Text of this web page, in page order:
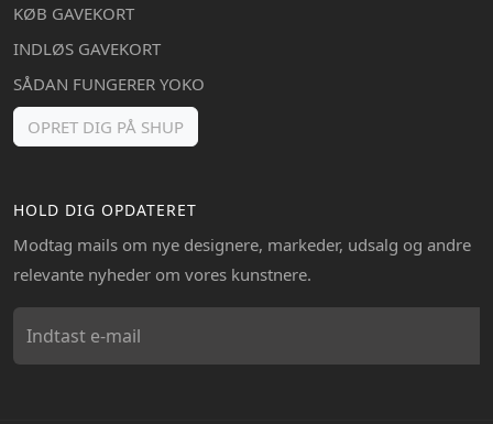
KØB GAVEKORT
INDLØS GAVEKORT
SÅDAN FUNGERER YOKO
OPRET DIG PÅ SHUP
HOLD DIG OPDATERET
Modtag mails om nye designere, markeder, udsalg og andre
relevante nyheder om vores kunstnere.